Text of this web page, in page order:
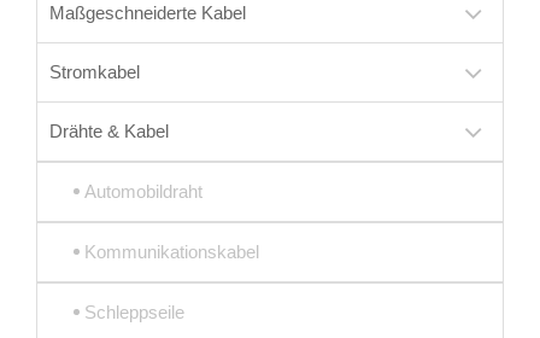
Maßgeschneiderte Kabel
Stromkabel
Drähte & Kabel
Automobildraht
Kommunikationskabel
Schleppseile